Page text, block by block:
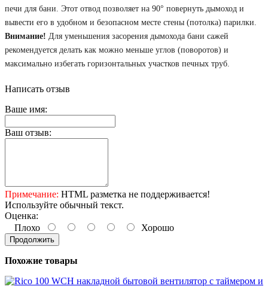
печи для бани. Этот отвод позволяет на 90° повернуть дымоход и
вывести его в удобном и безопасном месте стены (потолка) парилки.
Внимание! Для уменьшения засорения дымохода бани сажей
рекомендуется делать как можно меньше углов (поворотов) и
максимально избегать горизонтальных участков печных труб.
Написать отзыв
Ваше имя:
Ваш отзыв:
Примечание: HTML разметка не поддерживается!
Используйте обычный текст.
Оценка:
Плохо
Хорошо
Продолжить
Похожие товары